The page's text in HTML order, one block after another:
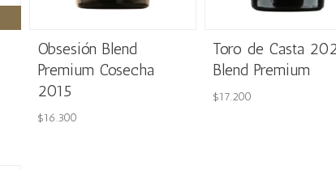
Obsesión Blend
Premium Cosecha
2015
$16.300
Toro de Casta
Blend Premium
$17.200